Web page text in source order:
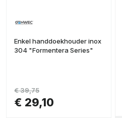
Enkel handdoekhouder inox
304 "Formentera Series"
€ 29,10
€ 39,75